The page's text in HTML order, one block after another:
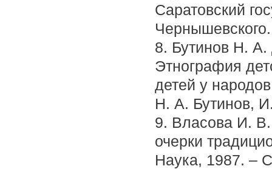
Саратовский
8. Бутинов Н. А.
Этнография
детей у
Н. А. Бутинов,
9. Власова И.
очерки
Наука, 1987. –